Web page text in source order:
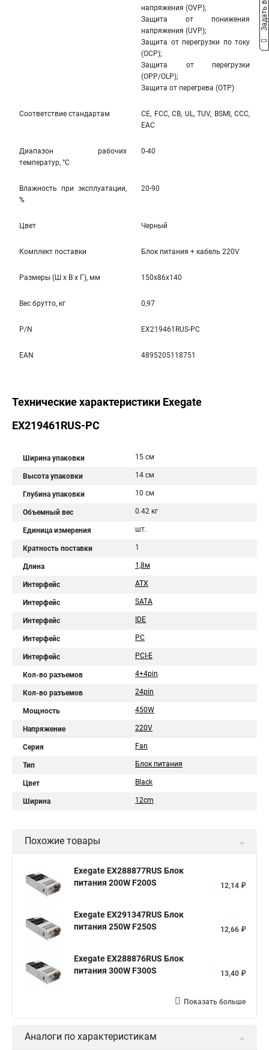
напряжения (OVP);
Защита от понижения
напряжения (UVP);
Защита от перегрузки по току
(OCP);
Защита от перегрузки
(OPP/OLP);
Защита от перегрева (OTP)
Соответствие стандартам
CE, FCC, CB, UL, TUV, BSMI, CCC,
EAC
Диапазон рабочих
температур, °С
0-40
Влажность при эксплуатации,
%
20-90
Цвет Черный
Комплект поставки Блок питания + кабель 220V
Размеры (Ш x В x Г), мм 150x86x140
Вес брутто, кг 0,97
P/N EX219461RUS-PC
EAN 4895205118751
Технические характеристики Exegate
EX219461RUS-PC
Ширина упаковки 15 см
Высота упаковки 14 см
Глубина упаковки 10 см
Объемный вес 0.42 кг
Единица измерения шт.
Кратность поставки 1
Длина 1,8м
Интерфейс ATX
Интерфейс SATA
Интерфейс IDE
Интерфейс PC
Интерфейс PCI-E
Кол-во разъемов 4+4pin
Кол-во разъемов 24pin
Мощность 450W
Напряжение 220V
Серия Fan
Тип Блок питания
Цвет Black
Ширина 12cm
Похожие товары
Exegate EX288877RUS Блок
питания 200W F200S
12,14 ₽
Exegate EX291347RUS Блок
питания 250W F250S
12,66 ₽
Exegate EX288876RUS Блок
питания 300W F300S
13,40 ₽
Показать больше
Аналоги по характеристикам